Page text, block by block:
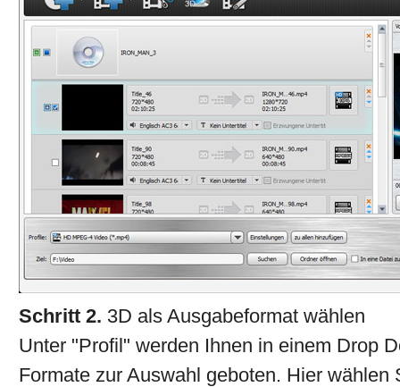
Schritt 2. 3D als Ausgabeformat wählen
Unter "Profil" werden Ihnen in einem Drop
Formate zur Auswahl geboten. Hier wählen